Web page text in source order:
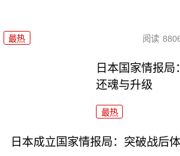
最热 阅读
日本国家情报局
还魂与升级
最热
日本成立国家情报局：突破战后